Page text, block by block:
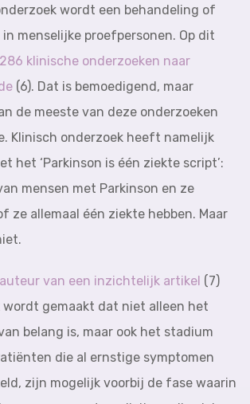
wordt een behandeling of
menselijke proefpersonen. Op dit
286 klinische onderzoeken naar
(6). Dat is bemoedigend, maar
de meeste van deze onderzoeken
Klinisch onderzoek heeft namelijk
het ‘Parkinson is één ziekte script’:
mensen met Parkinson en ze
ze allemaal één ziekte hebben. Maar
van een inzichtelijk artikel (7)
gemaakt dat niet alleen het
belang is, maar ook het stadium
die al ernstige symptomen
zijn mogelijk voorbij de fase waarin